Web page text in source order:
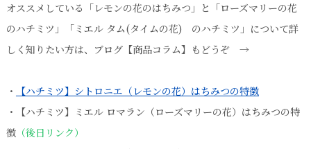
オススメしている「レモンの花のはちみつ」と「ローズマリーの花
のハチミツ」「ミエル タム(タイムの花) のハチミツ」について詳
しく知りたい方は、ブログ【商品コラム】もどうぞ →
・
【ハチミツ】シトロニエ（レモンの花）はちみつの特徴
・【ハチミツ】ミエル ロマラン（ローズマリーの花）はちみつの特
徴（後日リンク）